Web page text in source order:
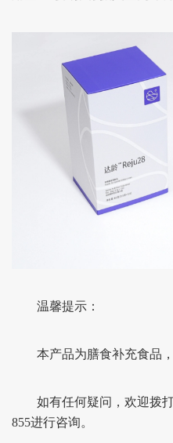
温馨提示：
本产品为膳食补充食品，
如有任何疑问，欢迎拨打
855进行咨询。